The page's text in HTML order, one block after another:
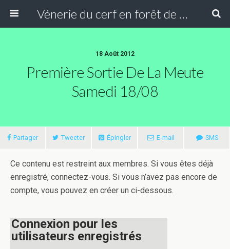
Vénerie du cerf en forêt de Compiègne
18 Août 2012
Première Sortie De La Meute
Samedi 18/08
Partager Tweeter Épingler E-mail SMS
Ce contenu est restreint aux membres. Si vous êtes déjà
enregistré, connectez-vous. Si vous n’avez pas encore de
compte, vous pouvez en créer un ci-dessous.
Connexion pour les
utilisateurs enregistrés